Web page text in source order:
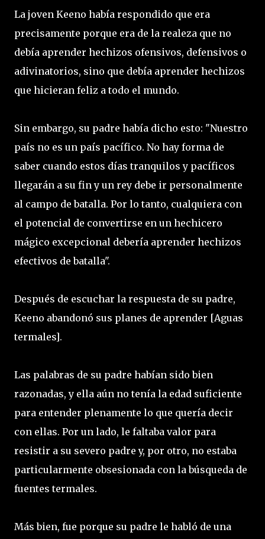
La joven Keeno había respondido que era
precisamente porque era de la realeza que no
debía aprender hechizos ofensivos, defensivos o
adivinatorios, sino que debía aprender hechizos
que hicieran feliz a todo el mundo.
Sin embargo, su padre había dicho esto: "Nuestro
país no es un país pacífico. No hay forma de
saber cuando estos días tranquilos y pacíficos
llegarán a su fin y un rey debe ir personalmente
al campo de batalla. Por lo tanto, cualquiera con
el potencial de convertirse en un hechicero
mágico excepcional debería aprender hechizos
efectivos de batalla".
Después de escuchar la respuesta de su padre,
Keeno abandonó sus planes de aprender [Aguas
termales].
Las palabras de su padre habían sido bien
razonadas, y ella aún no tenía la edad suficiente
para entender plenamente lo que quería decir
con ellas. Por un lado, le faltaba valor para
resistir a su severo padre y, por otro, no estaba
particularmente obsesionada con la búsqueda de
fuentes termales.
Más bien, fue porque su padre le habló de una